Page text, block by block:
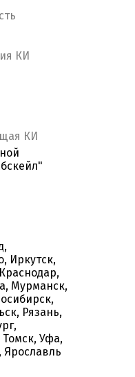
КИ
КИ
Иркутск,
Мурманск,
Рязань,
Уфа,
Ярославль